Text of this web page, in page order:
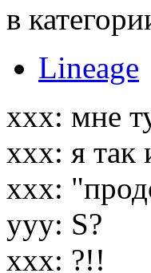
в
Lineage
ххх: мне
ххх: я так
ххх:
yyy: S?
xxx: ?!!